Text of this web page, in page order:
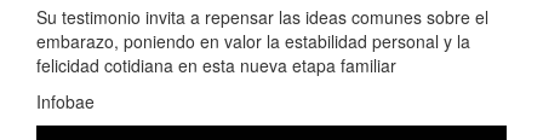
Su testimonio invita a repensar las ideas comunes sobre el
embarazo, poniendo en valor la estabilidad personal y la
felicidad cotidiana en esta nueva etapa familiar
Infobae